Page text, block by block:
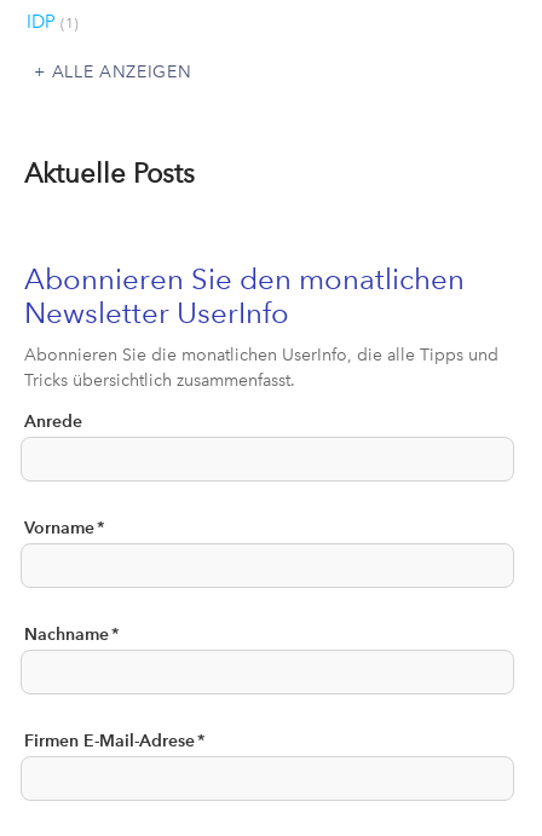
IDP (1)
ALLE ANZEIGEN
Aktuelle Posts
Abonnieren Sie den monatlichen
Newsletter UserInfo
Abonnieren Sie die monatlichen UserInfo, die alle Tipps und
Tricks übersichtlich zusammenfasst.
Anrede
Vorname*
Nachname*
Firmen E-Mail-Adrese*